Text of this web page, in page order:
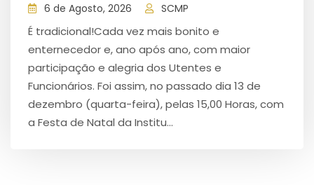
6 de Agosto, 2026 SCMP
É tradicional!Cada vez mais bonito e
enternecedor e, ano após ano, com maior
participação e alegria dos Utentes e
Funcionários. Foi assim, no passado dia 13 de
dezembro (quarta-feira), pelas 15,00 Horas, com
a Festa de Natal da Institu...